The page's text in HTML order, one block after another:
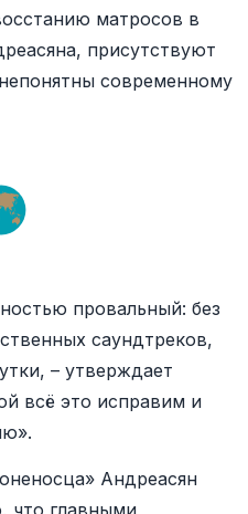
матросов в
присутствуют
современному
провальный: без
саундтреков,
– утверждает
всё это исправим и
Андреасян
что главными